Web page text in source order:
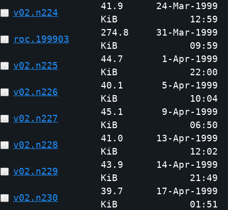
v02.n224
41.9
KiB
24-Mar-1999
12:59
roc.199903
274.8
KiB
31-Mar-1999
09:59
v02.n225
44.7
KiB
1-Apr-1999
22:00
v02.n226
40.1
KiB
5-Apr-1999
10:04
v02.n227
45.1
KiB
9-Apr-1999
06:50
v02.n228
41.0
KiB
13-Apr-1999
12:02
v02.n229
43.9
KiB
14-Apr-1999
21:49
v02.n230
39.7
KiB
17-Apr-1999
01:51